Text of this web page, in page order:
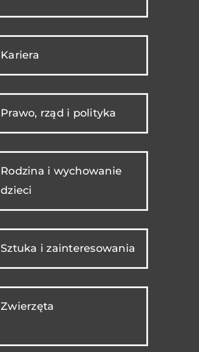
Kariera
Prawo, rząd i polityka
Rodzina i wychowanie
dzieci
Sztuka i zainteresowania
Zwierzęta